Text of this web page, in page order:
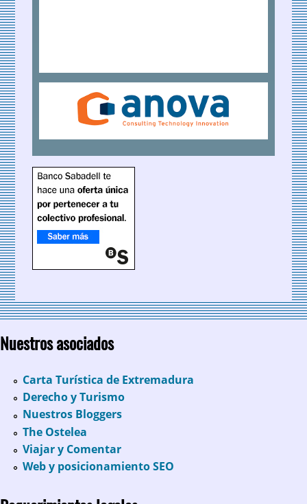
Nuestros asociados
Carta Turística de Extremadura
Derecho y Turismo
Nuestros Bloggers
The Ostelea
Viajar y Comentar
Web y posicionamiento SEO